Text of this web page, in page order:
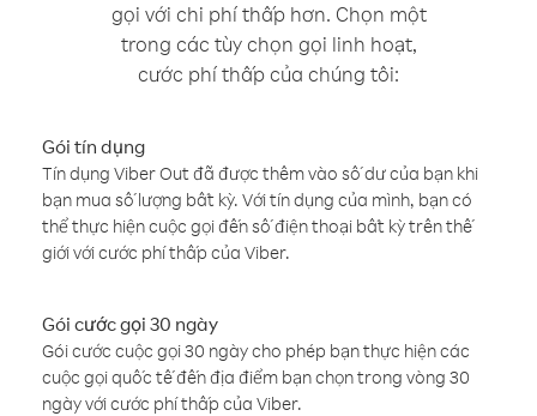
gọi với chi phí thấp hơn. Chọn một
trong các tùy chọn gọi linh hoạt,
cước phí thấp của chúng tôi:
Gói tín dụng
Tín dụng Viber Out đã được thêm vào số dư của bạn khi
bạn mua số lượng bất kỳ. Với tín dụng của mình, bạn có
thể thực hiện cuộc gọi đến số điện thoại bất kỳ trên thế
giới với cước phí thấp của Viber.
Gói cước gọi 30 ngày
Gói cước cuộc gọi 30 ngày cho phép bạn thực hiện các
cuộc gọi quốc tế đến địa điểm bạn chọn trong vòng 30
ngày với cước phí thấp của Viber.